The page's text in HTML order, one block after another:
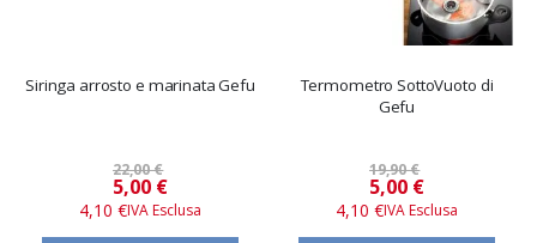
Siringa arrosto e marinata Gefu
22,00 €
Prezzo
speciale
5,00 €
4,10 €
Termometro SottoVuoto di
Gefu
19,90 €
Prezzo
speciale
5,00 €
4,10 €